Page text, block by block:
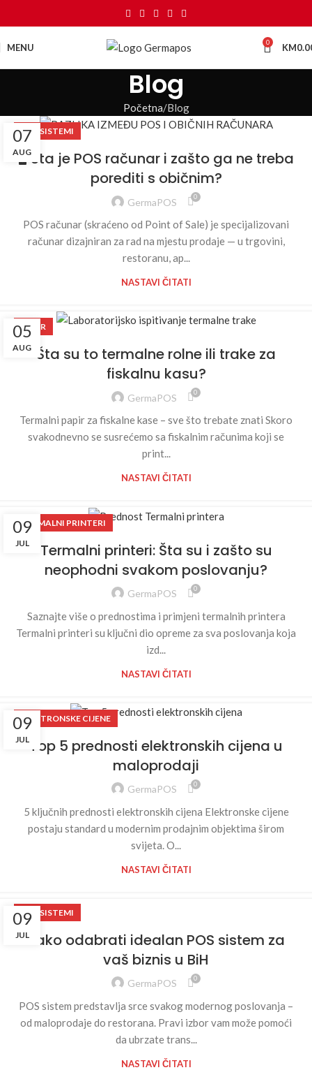
MENU 0 KM
Blog
Početna Blog
07
AUG
POS SISTEMI
🖥️ Šta je POS računar i zašto ga ne treba
porediti s običnim?
GermaPOS 0
POS računar (skraćeno od Point of Sale) je specijalizovani
računar dizajniran za rad na mjestu prodaje — u trgovini,
restoranu, ap...
NASTAVI ČITATI
05
AUG
PAPIR
Šta su to termalne rolne ili trake za
fiskalnu kasu?
GermaPOS 0
Termalni papir za fiskalne kase – sve što trebate znati Skoro
svakodnevno se susrećemo sa fiskalnim računima koji se
print...
NASTAVI ČITATI
09
JUL
TERMALNI PRINTERI
Termalni printeri: Šta su i zašto su
neophodni svakom poslovanju?
GermaPOS 0
Saznajte više o prednostima i primjeni termalnih printera
Termalni printeri su ključni dio opreme za sva poslovanja koja
izd...
NASTAVI ČITATI
09
JUL
ELEKTRONSKE CIJENE
Top 5 prednosti elektronskih cijena u
maloprodaji
GermaPOS 0
5 ključnih prednosti elektronskih cijena Elektronske cijene
postaju standard u modernim prodajnim objektima širom
svijeta. O...
NASTAVI ČITATI
09
JUL
POS SISTEMI
Kako odabrati idealan POS sistem za
vaš biznis u BiH
GermaPOS 0
POS sistem predstavlja srce svakog modernog poslovanja –
od maloprodaje do restorana. Pravi izbor vam može pomoći
da ubrzate trans...
NASTAVI ČITATI